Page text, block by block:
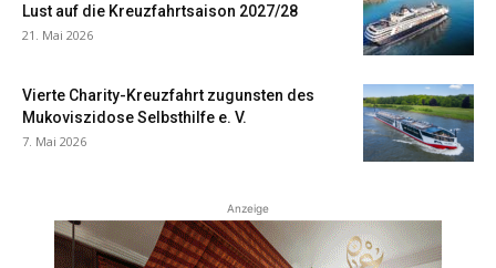
Lust auf die Kreuzfahrtsaison 2027/28
21. Mai 2026
Vierte Charity-Kreuzfahrt zugunsten des
Mukoviszidose Selbsthilfe e. V.
7. Mai 2026
Anzeige